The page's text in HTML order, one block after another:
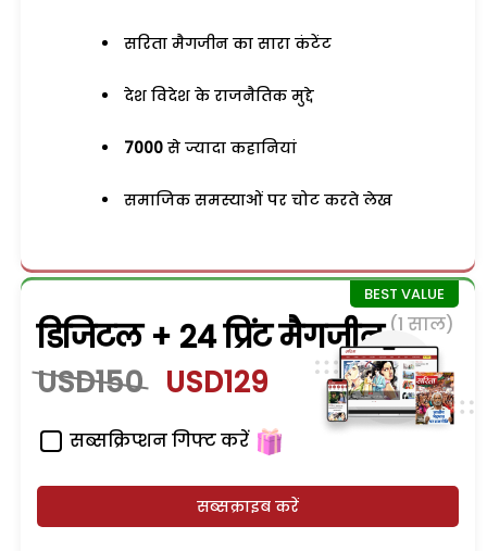
सरिता मैगजीन का सारा कंटेंट
देश विदेश के राजनैतिक मुद्दे
7000 से ज्यादा कहानियां
समाजिक समस्याओं पर चोट करते लेख
डिजिटल + 24 प्रिंट मैगजीन (1 साल)
USD150 USD129
सब्सक्रिप्शन गिफ्ट करें
सब्सक्राइब करें